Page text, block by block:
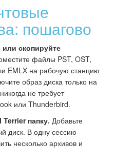
пошагово
скопируйте
файлы PST, OST,
EMLX на рабочую станцию
образ диска только на
не требует
или Thunderbird.
папку. Добавьте
диск. В одну сессию
несколько архивов и